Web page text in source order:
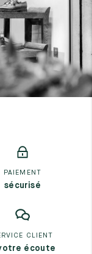
PAIEMENT
sécurisé
CLIENT
écoute